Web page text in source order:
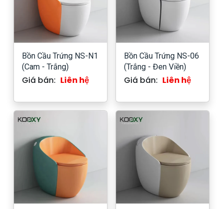
Bồn Cầu Trứng NS-N1
(Cam - Trắng)
Giá bán: Liên hệ
Bồn Cầu Trứng NS-06
(Trắng - Đen Viền)
Giá bán: Liên hệ